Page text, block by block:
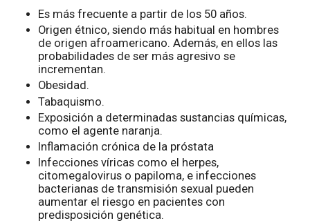
Es más frecuente a partir de los 50 años.
Origen étnico, siendo más habitual en hombres
de origen afroamericano. Además, en ellos las
probabilidades de ser más agresivo se
incrementan.
Obesidad.
Tabaquismo.
Exposición a determinadas sustancias químicas,
como el agente naranja.
Inflamación crónica de la próstata
Infecciones víricas como el herpes,
citomegalovirus o papiloma, e infecciones
bacterianas de transmisión sexual pueden
aumentar el riesgo en pacientes con
predisposición genética.